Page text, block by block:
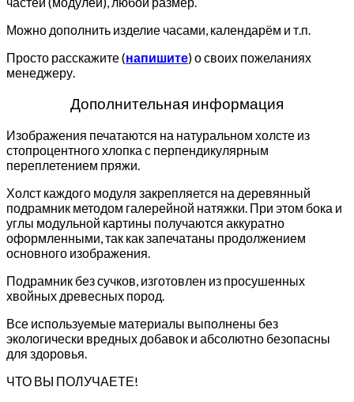
Можно дополнить изделие часами, календарём и т.п.
Просто расскажите (напишите) о своих пожеланиях
менеджеру.
Дополнительная информация
Изображения печатаются на натуральном холсте из
стопроцентного хлопка с перпендикулярным
переплетением пряжи.
Холст каждого модуля закрепляется на деревянный
подрамник методом галерейной натяжки. При этом бока и
углы модульной картины получаются аккуратно
оформленными, так как запечатаны продолжением
основного изображения.
Подрамник без сучков, изготовлен из просушенных
хвойных древесных пород.
Все используемые материалы выполнены без
экологически вредных добавок и абсолютно безопасны
для здоровья.
ЧТО ВЫ ПОЛУЧАЕТЕ!